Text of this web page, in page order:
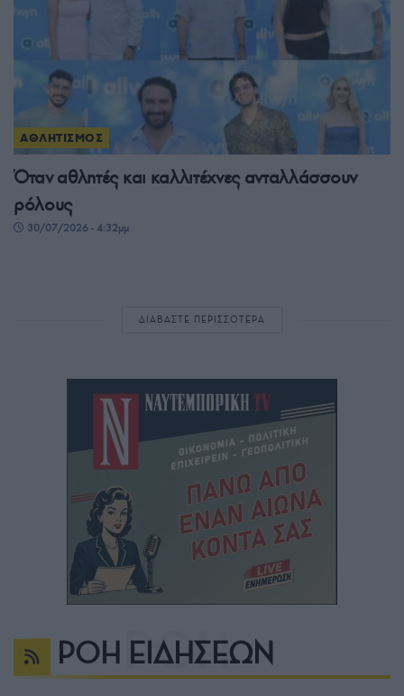
ΑΘΛΗΤΙΣΜΟΣ
Όταν αθλητές και καλλιτέχνες ανταλλάσσουν
ρόλους
30/07/2026 - 4:32μμ
ΔΙΑΒΑΣΤΕ ΠΕΡΙΣΣΟΤΕΡΑ
ΡΟΗ ΕΙΔΗΣΕΩΝ